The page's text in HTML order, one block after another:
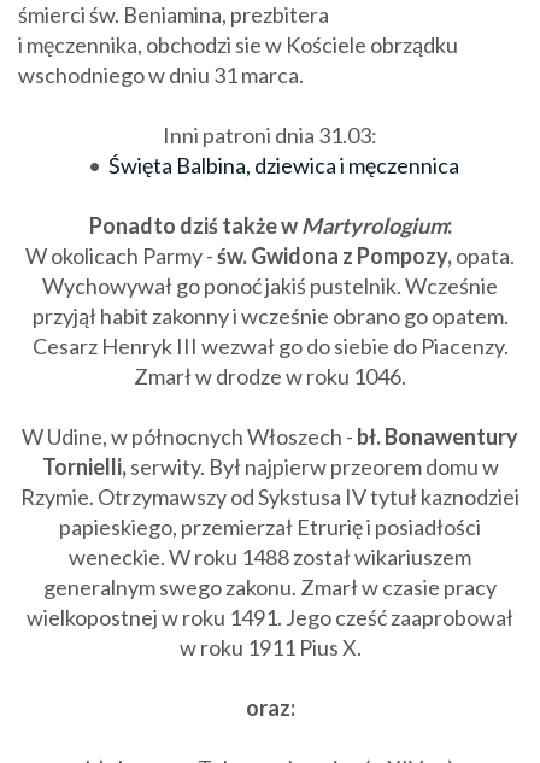
śmierci św. Beniamina, prezbitera
i męczennika, obchodzi sie w Kościele obrządku
wschodniego w dniu 31 marca.
Inni patroni dnia 31.03:
• Święta Balbina, dziewica i męczennica
Ponadto dziś także w Martyrologium:
W okolicach Parmy -św. Gwidona z Pompozy,opata.
Wychowywał go ponoć jakiś pustelnik. Wcześnie
przyjął habit zakonny i wcześnie obrano go opatem.
Cesarz Henryk III wezwał go do siebie do Piacenzy.
Zmarł w drodze w roku 1046.
W Udine, w północnych Włoszech - bł. Bonawentury
Tornielli, serwity. Był najpierw przeorem domu w
Rzymie. Otrzymawszy od Sykstusa IV tytuł kaznodziei
papieskiego, przemierzał Etrurię i posiadłości
weneckie. W roku 1488 został wikariuszem
generalnym swego zakonu. Zmarł w czasie pracy
wielkopostnej w roku 1491. Jego cześć zaaprobował
w roku 1911 Pius X.
oraz: